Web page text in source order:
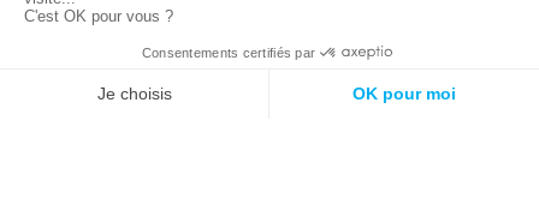
CGU © 2026 Akaze